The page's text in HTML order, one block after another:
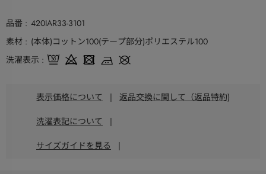
品番
420IAR33-3101
素材
(本体)コットン100(テープ部分)ポリエステル100
洗濯表示
表示価格について | 返品交換に関して（返品特約)
洗濯表記について |
サイズガイドを見る |